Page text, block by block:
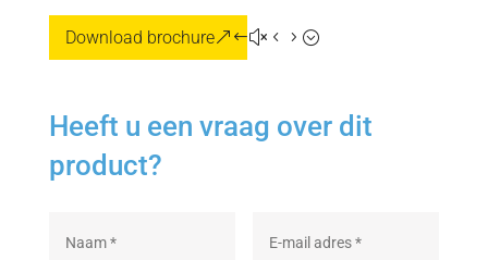
Download brochure
Heeft u een vraag over dit
product?